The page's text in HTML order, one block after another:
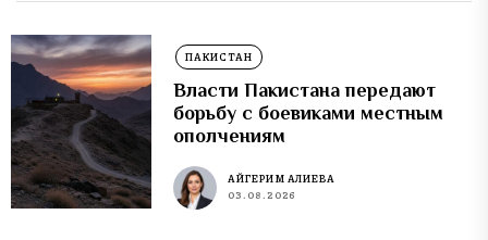
ПАКИСТАН
Власти Пакистана передают
борьбу с боевиками местным
ополчениям
АЙГЕРИМ АЛИЕВА
03.08.2026